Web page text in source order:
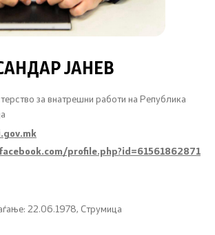
работи
ЈАНЕВ
за внатрешни работи на Република
profile.php?id=61561862871
22.06.1978, Струмица